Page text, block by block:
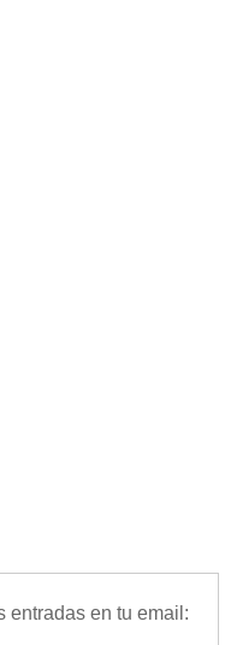
entradas en tu email: